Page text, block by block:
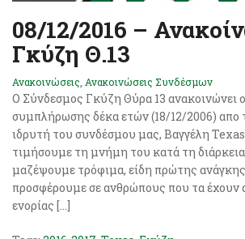
08/12/2016 –
Γκύζη Θ.13
Ανακοινώσεις, Ανακοινώσεις Συνδέσμων
Ο Σύνδεσμος Γκύζη Θύρα 13 ανακοινώνει
συμπλήρωσης δέκα ετών (18/12/2006) απο
ιδρυτή του συνδέσμου μας, Βαγγέλη
τιμήσουμε τη μνήμη του κατά τη
μαζέψουμε τρόφιμα, είδη πρώτης
προσφέρουμε σε ανθρώπους που τα έχουν
ενορίας […]